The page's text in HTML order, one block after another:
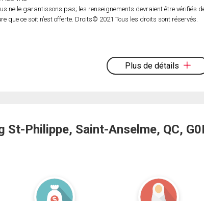
ne le garantissons pas; les renseignements devraient être vérifiés
ce soit n’est offerte. Droits© 2021 Tous les droits sont réservés.
Plus de détails
St-Philippe, Saint-Anselme, QC,